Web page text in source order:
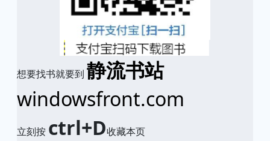
想要找书就要到 静流书站
windowsfront.com
立刻按 ctrl+D收藏本页